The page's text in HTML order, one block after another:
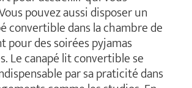
pouvez aussi disposer un
convertible dans la chambre de
pour des soirées pyjamas
Le canapé lit convertible se
par sa praticité dans